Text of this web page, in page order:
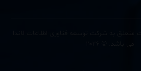
به شرکت توسعه فناوری اطلاعات لاندا